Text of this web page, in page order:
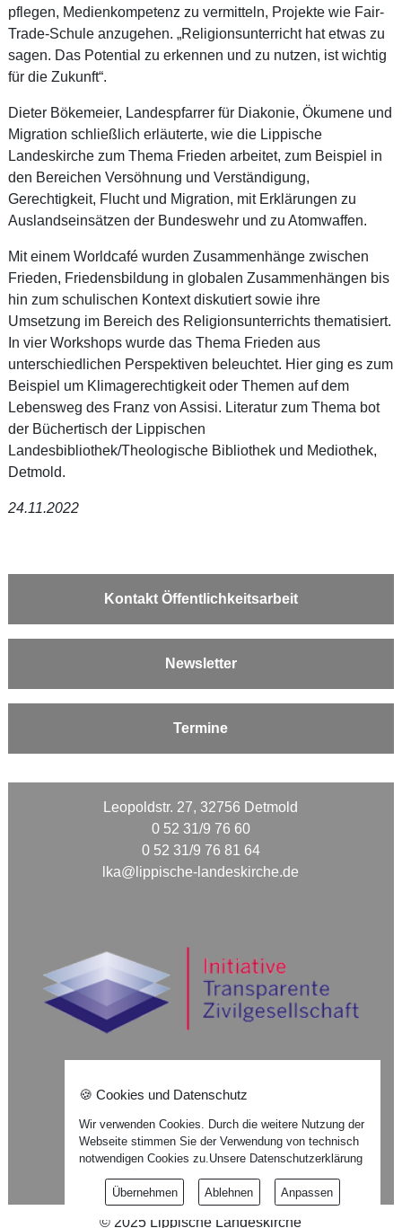
pflegen, Medienkompetenz zu vermitteln, Projekte wie Fair-
Trade-Schule anzugehen. „Religionsunterricht hat etwas zu
sagen. Das Potential zu erkennen und zu nutzen, ist wichtig
für die Zukunft“.
Dieter Bökemeier, Landespfarrer für Diakonie, Ökumene und
Migration schließlich erläuterte, wie die Lippische
Landeskirche zum Thema Frieden arbeitet, zum Beispiel in
den Bereichen Versöhnung und Verständigung,
Gerechtigkeit, Flucht und Migration, mit Erklärungen zu
Auslandseinsätzen der Bundeswehr und zu Atomwaffen.
Mit einem Worldcafé wurden Zusammenhänge zwischen
Frieden, Friedensbildung in globalen Zusammenhängen bis
hin zum schulischen Kontext diskutiert sowie ihre
Umsetzung im Bereich des Religionsunterrichts thematisiert.
In vier Workshops wurde das Thema Frieden aus
unterschiedlichen Perspektiven beleuchtet. Hier ging es zum
Beispiel um Klimagerechtigkeit oder Themen auf dem
Lebensweg des Franz von Assisi. Literatur zum Thema bot
der Büchertisch der Lippischen
Landesbibliothek/Theologische Bibliothek und Mediothek,
Detmold.
24.11.2022
Kontakt Öffentlichkeitsarbeit
Newsletter
Termine
Leopoldstr. 27, 32756 Detmold
0 52 31/9 76 60
0 52 31/9 76 81 64
lka@lippische-landeskirche.de
Impressum
Datenschutzerklärung
© 2025 Lippische Landeskirche
🍪 Cookies und Datenschutz
Wir verwenden Cookies. Durch die weitere Nutzung der
Webseite stimmen Sie der Verwendung von technisch
notwendigen Cookies zu.Unsere Datenschutzerklärung
Übernehmen Ablehnen Anpassen